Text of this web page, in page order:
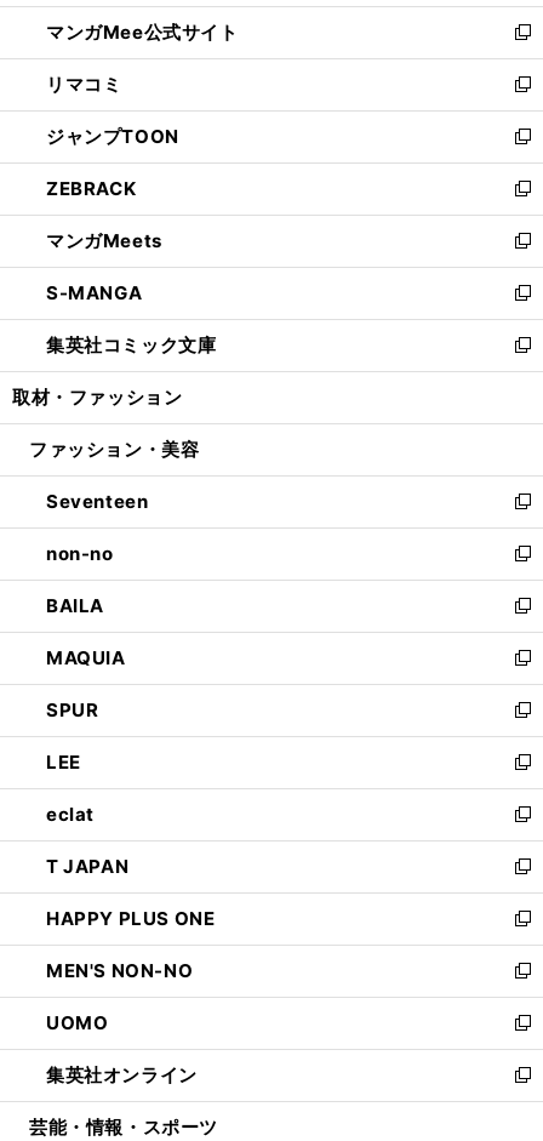
開
く
ン
ド
ウ
で
開
く
ウ
ィ
ン
ド
ウ
で
開
く
し
い
ウ
ィ
ン
ド
ウ
で
開
く
マンガMee公式サイト
新
し
い
ウ
ィ
ン
ド
ウ
で
開
く
リマコミ
新
し
い
ウ
ィ
ン
ド
ウ
で
開
く
ジャンプTOON
新
し
い
ウ
ィ
ン
ド
ウ
で
開
ZEBRACK
新
し
い
ウ
ィ
ン
ド
ウ
開
マンガMeets
新
し
い
ウ
ィ
ン
ウ
開
く
S-MANGA
新
し
い
ウ
ン
ウ
で
開
く
集英社コミック文庫
新
し
ウ
ン
ド
ウ
で
開
く
取材・ファッション
ファッション・美容
Seventeen
新
し
い
ウ
ィ
ン
ド
ウ
で
開
く
non-no
新
し
い
ウ
ィ
ン
ド
ウ
で
開
く
BAILA
新
し
い
ウ
ィ
ン
ド
ウ
で
開
く
MAQUIA
新
し
い
ウ
ィ
ン
ド
ウ
で
開
く
SPUR
新
し
い
ウ
ィ
ン
ド
ウ
で
開
く
LEE
新
し
い
ウ
ィ
ン
ド
ウ
で
開
く
eclat
新
し
い
ウ
ィ
ン
ド
ウ
で
開
く
T JAPAN
新
し
い
ウ
ィ
ン
ド
ウ
で
開
HAPPY PLUS ONE
新
し
い
ウ
ィ
ン
ド
ウ
MEN'S NON-NO
新
し
い
ウ
ィ
ン
UOMO
新
し
い
ウ
集英社オンライン
新
し
芸能・情報・スポーツ